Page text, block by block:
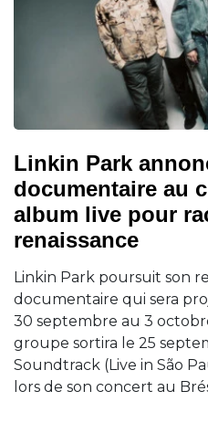
Linkin Park
documentaire au
album live pour
renaissance
Linkin Park poursuit son
documentaire qui sera
30 septembre au 3
groupe sortira le 25
Soundtrack (Live in São
lors de son concert au